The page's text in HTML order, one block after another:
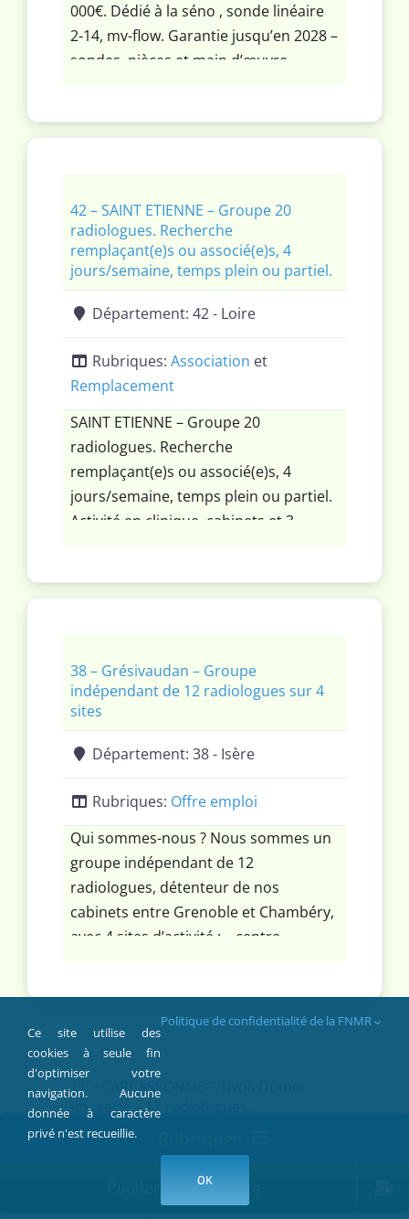
000€. Dédié à la séno , sonde linéaire
2-14, mv-flow. Garantie jusqu’en 2028 –
sondes, pièces et main d’œuvre
curatives illimitées. Possibilité
42 – SAINT ETIENNE – Groupe 20
radiologues. Recherche
remplaçant(e)s ou associé(e)s, 4
jours/semaine, temps plein ou partiel.
Département: 42 - Loire
Rubriques: Association et
Remplacement
SAINT ETIENNE – Groupe 20
radiologues. Recherche
remplaçant(e)s ou associé(e)s, 4
jours/semaine, temps plein ou partiel.
Activité en clinique, cabinets et 3
lourde, séno optionnelle (mammo
solutions d’IA (gleamer, lunit,
utilisation de pixyl)
38 – Grésivaudan – Groupe
indépendant de 12 radiologues sur 4
sites
Département: 38 - Isère
Rubriques: Offre emploi
Qui sommes-nous ? Nous sommes un
groupe indépendant de 12
radiologues, détenteur de nos
cabinets entre Grenoble et Chambéry,
avec 4 sites d’activité : – centre
Ismier – centre de sénologie/radiologie
standard Pontcharra – centre
interventionnel ostéo-articulaire/ cbct
dentaire/ radiologie standard (Crolles)
Pourquoi nous rejoindre ? Nous
11 – CARCASSONNE – Tivoli Dôme
Imagerie – 12 radiologues.
Publier une annonce
Ce site utilise des
cookies à seule fin
d'optimiser votre
navigation. Aucune
donnée à caractère
privé n'est recueillie.
Politique de confidentialité de la FNMR
OK